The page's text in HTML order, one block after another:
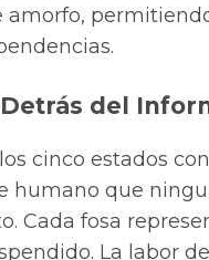
amorfo,
del
cinco estados
humano que
Cada fosa
La labor